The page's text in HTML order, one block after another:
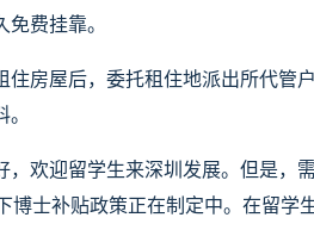
费挂靠。
房屋后，委托租住地派出所代管
欢迎留学生来深圳发展。但是，
博士补贴政策正在制定中。在留学